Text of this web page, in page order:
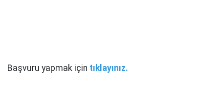
Başvuru yapmak için tıklayınız.